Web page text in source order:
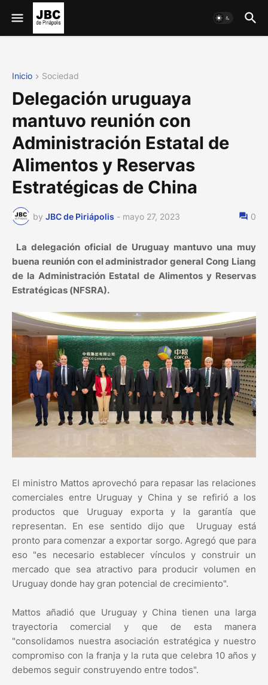
Inicio Sociedad
Delegación uruguaya
mantuvo reunión con
Administración Estatal de
Alimentos y Reservas
Estratégicas de China
by JBC de Piriápolis - mayo 27, 2023 0
La delegación oficial de Uruguay mantuvo una muy
buena reunión con el administrador general Cong Liang
de la Administración Estatal de Alimentos y Reservas
Estratégicas (NFSRA).
El ministro Mattos aprovechó para repasar las relaciones
comerciales entre Uruguay y China y se refirió a los
productos que Uruguay exporta y la garantía que
representan. En ese sentido dijo que Uruguay está
pronto para comenzar a exportar sorgo. Agregó que para
eso "es necesario establecer vínculos y construir un
mercado que sea atractivo para producir volumen en
Uruguay donde hay gran potencial de crecimiento".
Mattos añadió que Uruguay y China tienen una larga
trayectoria comercial y que de esta manera
"consolidamos nuestra asociación estratégica y nuestro
compromiso con la franja y la ruta que celebra 10 años y
debemos seguir construyendo entre todos".